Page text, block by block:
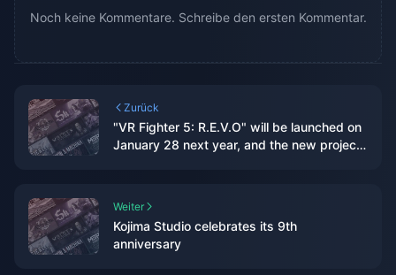
Noch keine Kommentare. Schreibe den ersten Kommentar.
Zurück
"VR Fighter 5: R.E.V.O" will be launched on
January 28 next year, and the new project
Weiter
Kojima Studio celebrates its 9th
anniversary